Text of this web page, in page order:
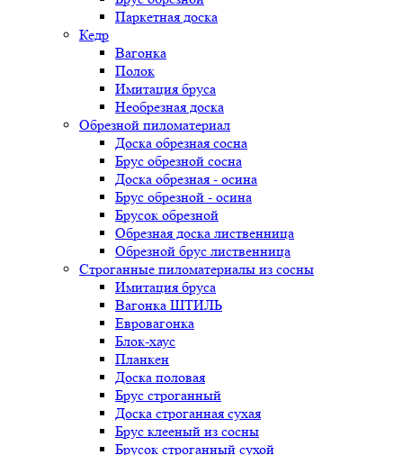
Паркетная доска
Кедр
Вагонка
Полок
Имитация бруса
Необрезная доска
Обрезной пиломатериал
Доска обрезная сосна
Брус обрезной сосна
Доска обрезная - осина
Брус обрезной - осина
Брусок обрезной
Обрезная доска лиственница
Обрезной брус лиственница
Строганные пиломатериалы из сосны
Имитация бруса
Вагонка ШТИЛЬ
Евровагонка
Блок-хаус
Планкен
Доска половая
Брус строганный
Доска строганная сухая
Брус клееный из сосны
Брусок строганный сухой